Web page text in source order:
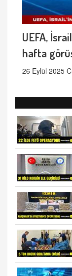
UEFA,
hafta
26 Eylül 2025